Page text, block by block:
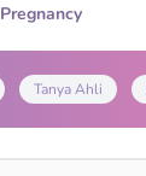
Pregnancy
Tanya Ahli